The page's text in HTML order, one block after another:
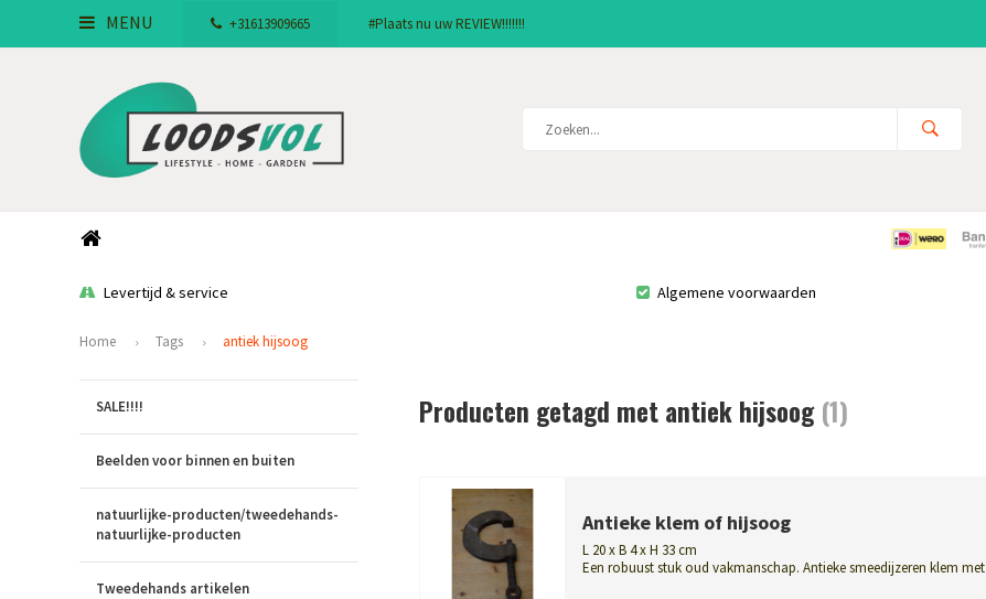
MENU +31613909665 #Plaats nu uw REVIEW!!!!!!!
Levertijd & service Algemene voorwaarden
Home Tags antiek hijsoog
SALE!!!!
Beelden voor binnen en buiten
natuurlijke-producten/tweedehands-
natuurlijke-producten
Tweedehands artikelen
Producten getagd met antiek hijsoog (1)
Antieke klem of hijsoog
L 20 x B 4 x H 33 cm
Een robuust stuk oud vakmanschap. Antieke smeedijzeren klem met